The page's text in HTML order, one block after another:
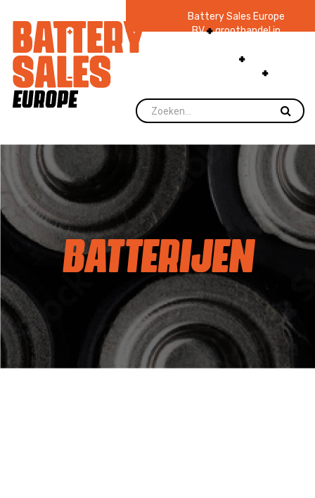
Battery Sales Europe
BV groothandel in
zaklampen Ruim 48
jaar ervaring
voorraad.
BATTERIJEN